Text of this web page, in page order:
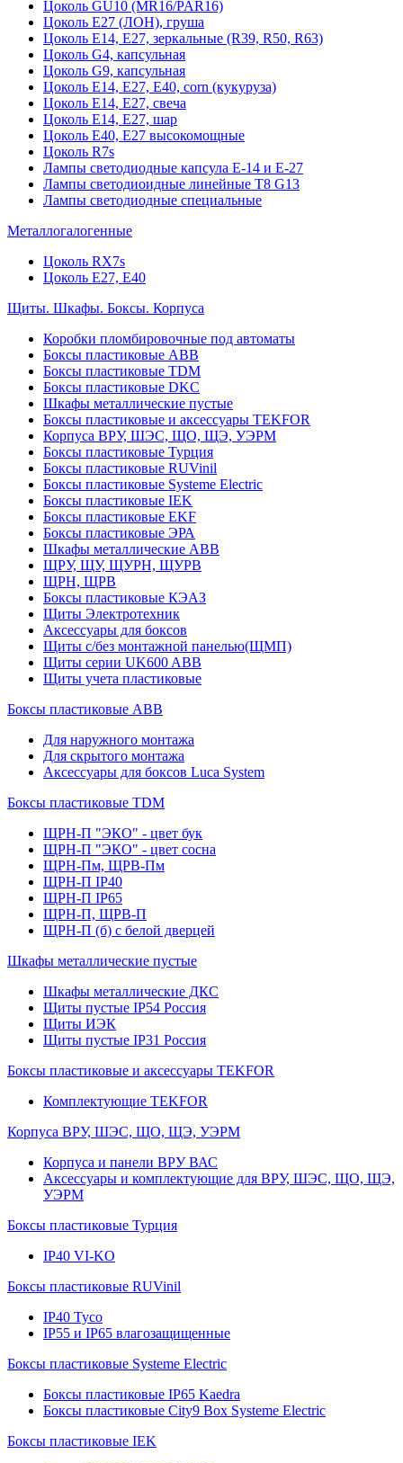
Цоколь GU10 (MR16/PAR16)
Цоколь Е27 (ЛОН), груша
Цоколь Е14, Е27, зеркальные (R39, R50, R63)
Цоколь G4, капсульная
Цоколь G9, капсульная
Цоколь Е14, Е27, Е40, corn (кукуруза)
Цоколь Е14, Е27, свеча
Цоколь Е14, Е27, шар
Цоколь Е40, Е27 высокомощные
Цоколь R7s
Лампы светодиодные капсула Е-14 и Е-27
Лампы светодиоидные линейные T8 G13
Лампы светодиодные специальные
Металлогалогенные
Цоколь RX7s
Цоколь Е27, E40
Щиты. Шкафы. Боксы. Корпуса
Коробки пломбировочные под автоматы
Боксы пластиковые ABB
Боксы пластиковые TDM
Боксы пластиковые DKC
Шкафы металлические пустые
Боксы пластиковые и аксессуары TEKFOR
Корпуса ВРУ, ШЭС, ЩО, ЩЭ, УЭРМ
Боксы пластиковые Турция
Боксы пластиковые RUVinil
Боксы пластиковые Systeme Electric
Боксы пластиковые IEK
Боксы пластиковые EKF
Боксы пластиковые ЭРА
Шкафы металлические ABB
ЩРУ, ЩУ, ЩУРН, ЩУРВ
ЩРН, ЩРВ
Боксы пластиковые КЭАЗ
Щиты Электротехник
Аксессуары для боксов
Щиты с/без монтажной панелью(ЩМП)
Щиты серии UK600 ABB
Щиты учета пластиковые
Боксы пластиковые ABB
Для наружного монтажа
Для скрытого монтажа
Аксессуары для боксов Luca System
Боксы пластиковые TDM
ЩРН-П "ЭКО" - цвет бук
ЩРН-П "ЭКО" - цвет сосна
ЩРН-Пм, ЩРВ-Пм
ЩРН-П IP40
ЩРН-П IP65
ЩРН-П, ЩРВ-П
ЩРН-П (б) с белой дверцей
Шкафы металлические пустые
Шкафы металлические ДКС
Щиты пустые IP54 Россия
Щиты ИЭК
Щиты пустые IP31 Россия
Боксы пластиковые и аксессуары TEKFOR
Комплектующие TEKFOR
Корпуса ВРУ, ШЭС, ЩО, ЩЭ, УЭРМ
Корпуса и панели ВРУ ВАС
Аксессуары и комплектующие для ВРУ, ШЭС, ЩО, ЩЭ,
УЭРМ
Боксы пластиковые Турция
IP40 VI-KO
Боксы пластиковые RUVinil
IP40 Тусо
IP55 и IP65 влагозащищенные
Боксы пластиковые Systeme Electric
Боксы пластиковые IP65 Kaedra
Боксы пластиковые City9 Box Systeme Electric
Боксы пластиковые IEK